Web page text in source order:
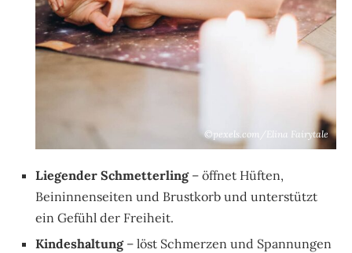
©pexels.com/Elina Fairytale
Liegender Schmetterling– öffnet Hüften,
Beininnenseiten und Brustkorb und unterstützt
ein Gefühl der Freiheit.
Kindeshaltung – löst Schmerzen und Spannungen